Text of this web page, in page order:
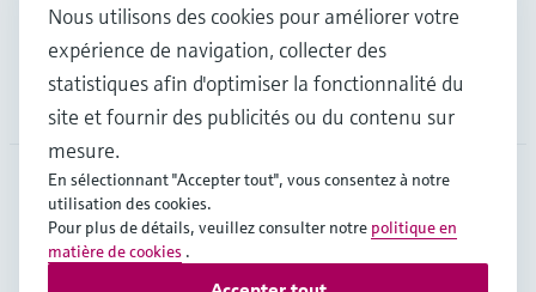
Support
BEL • Français
Nous utilisons des cookies pour améliorer votre
expérience de navigation, collecter des
statistiques afin d'optimiser la fonctionnalité du
site et fournir des publicités ou du contenu sur
mesure.
En sélectionnant "Accepter tout", vous consentez à notre
utilisation des cookies.
Pour plus de détails, veuillez consulter notre politique en
matière de cookies .